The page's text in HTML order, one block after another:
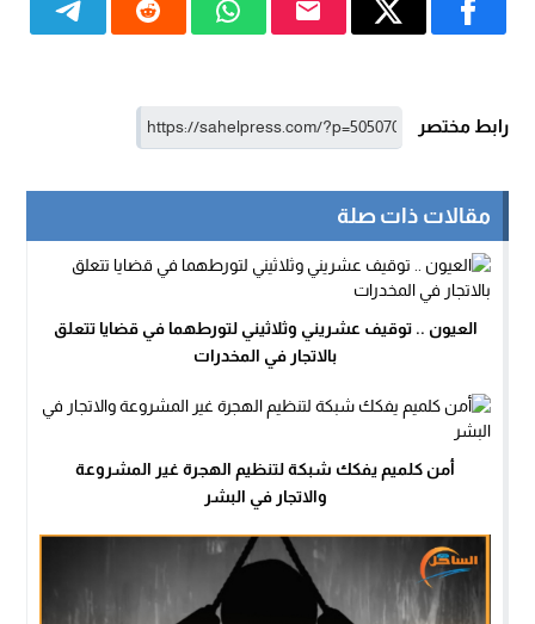
رابط مختصر
مقالات ذات صلة
العيون .. توقيف عشريني وثلاثيني لتورطهما في قضايا تتعلق
بالاتجار في المخدرات
أمن كلميم يفكك شبكة لتنظيم الهجرة غير المشروعة
والاتجار في البشر